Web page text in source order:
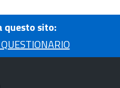
questo sito: